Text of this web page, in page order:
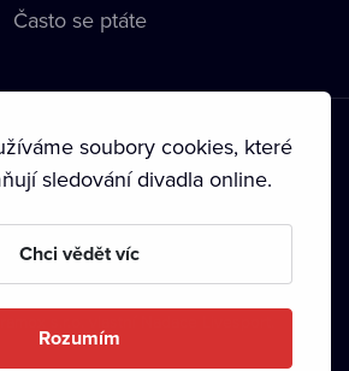
Často se ptáte
• Ochrana soukromí • Zásady používání
• Autorská práva•
soubory cookies, které
sledování divadla online.
Chci vědět víc
Rozumím